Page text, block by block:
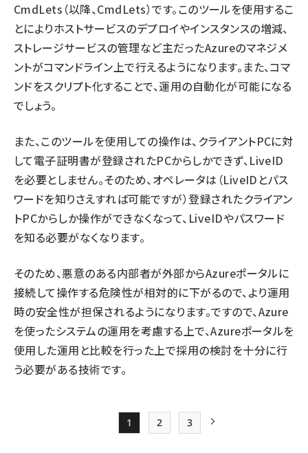
CmdLets（以降、CmdLets）です。このツールを使用するこ
とによりホストサービスのデプロイやインスタンスの増減、
ストレージサービスの管理など主だったAzureのマネジメ
ントがコマンドライン上で行えるようになります。また、コマ
ンドをスクリプト化することで、運用の自動化が可能になる
でしょう。
また、このツールを使用しての操作は、クライアントPCに対
して電子証明書が登録されたPCからしかできず、LiveID
を必要としません。そのため、オペレータは（LiveIDとパス
ワードを知りさえすれば可能ですが）登録されたクライアン
トPCからしか操作ができなくなって、LiveIDやパスワード
を知る必要がなくなります。
そのため、悪意のある内部者が外部からAzureポータルに
接続して操作する危険性が相対的に下がるので、より運用
時の安全性が担保されるようになります。ですので、Azure
を使ったシステムの運用を考慮する上で、Azureポータルを
使用した運用と比較を行った上で採用の検討を十分に行
う必要がある技術です。
Page
1
Page
2
Page
3